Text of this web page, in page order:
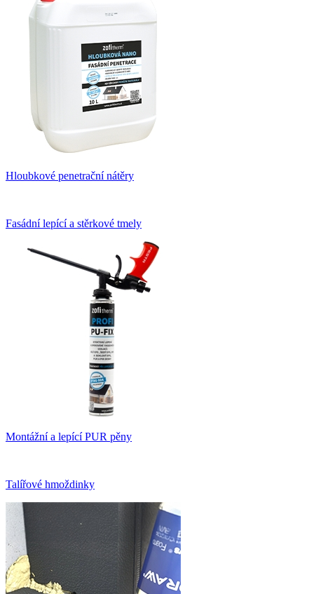
Hloubkové penetrační nátěry
Fasádní lepící a stěrkové tmely
Montážní a lepící PUR pěny
Talířové hmoždinky